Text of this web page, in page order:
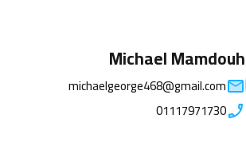
Michael Mamdouh
michaelgeorge468@gmail.com
01117971730